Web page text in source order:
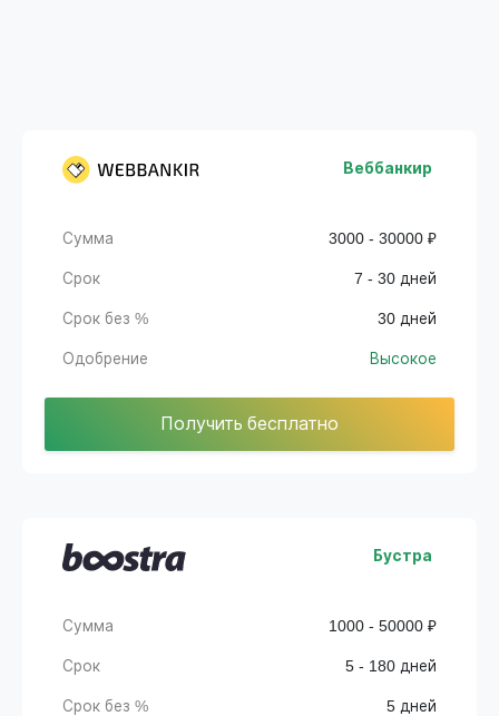
Веббанкир
Сумма 3000 - 30000 ₽
Срок 7 - 30 дней
Срок без % 30 дней
Одобрение Высокое
Получить бесплатно
Бустра
Сумма 1000 - 50000 ₽
Срок 5 - 180 дней
Срок без % 5 дней